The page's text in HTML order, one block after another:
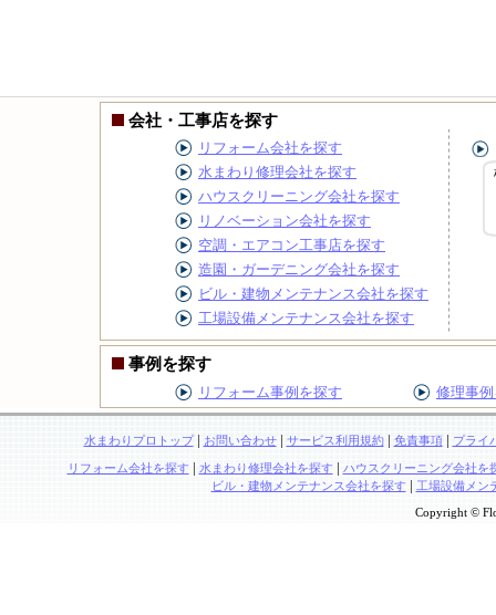
会社・工事店を探す
リフォーム会社を探す
水まわり修理会社を探す
ハウスクリーニング会社を探す
リノベーション会社を探す
空調・エアコン工事店を探す
造園・ガーデニング会社を探す
ビル・建物メンテナンス会社を探す
工場設備メンテナンス会社を探す
事例を探す
リフォーム事例を探す 修理事
水まわりプロトップ| お問い合わせ| サービス利用規約| 免責事項| プライ
リフォーム会社を探す | 水まわり修理会社を探す | ハウスクリーニング会社を
ビル・建物メンテナンス会社を探す| 工場設備メン
Copyright ©